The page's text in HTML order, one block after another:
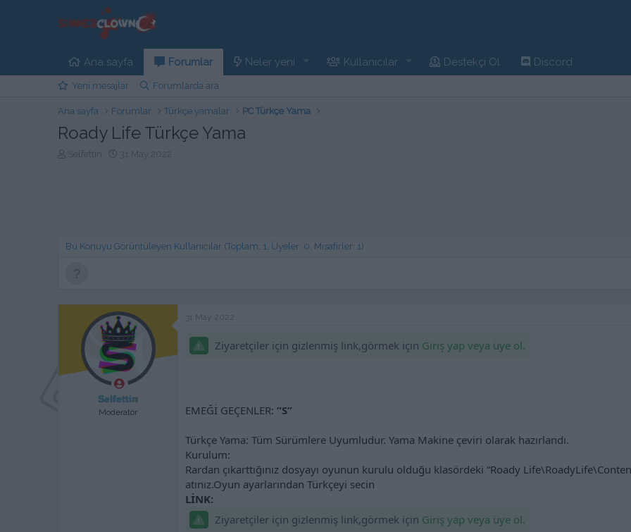
Ana sayfa Forumlar Neler yeni Kullanıcılar Destekçi Ol Discord
Yeni mesajlar Forumlarda ara
Ana sayfa Forumlar Türkçe yamalar PC Türkçe Yama
Roady Life Türkçe Yama
b
t
i
h
i
31 May 2022
Bu Konuyu Görüntüleyen Kullanıcılar (Toplam: 1, Üyeler: 0, Misafirler: 1)
Selfettin
Moderatör
31 May 2022
Ziyaretçiler için gizlenmiş link,görmek için Giriş yap veya üye ol.
EMEĞİ GEÇENLER: ”S”
Türkçe Yama: Tüm Sürümlere Uyumludur. Yama Makine çeviri olarak hazırlandı.
Kurulum:
Rardan çıkarttığınız dosyayı oyunun kurulu olduğu klasördeki “Roady
atınız.Oyun ayarlarından Türkçeyi secin
LİNK:
Ziyaretçiler için gizlenmiş link,görmek için Giriş yap veya üye ol.